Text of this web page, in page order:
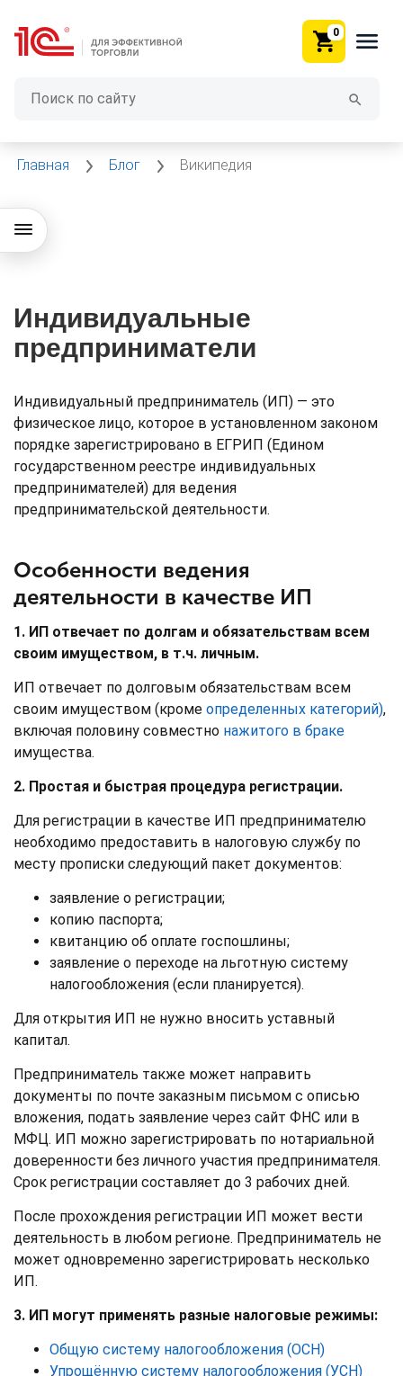
0
Главная Блог Википедия
Индивидуальные
предприниматели
Индивидуальный предприниматель (ИП) — это
физическое лицо, которое в установленном законом
порядке зарегистрировано в ЕГРИП (Едином
государственном реестре индивидуальных
предпринимателей) для ведения
предпринимательской деятельности.
Особенности ведения
деятельности в качестве ИП
1. ИП отвечает по долгам и обязательствам всем
своим имуществом, в т.ч. личным.
ИП отвечает по долговым обязательствам всем
своим имуществом (кроме определенных категорий),
включая половину совместно нажитого в браке
имущества.
2. Простая и быстрая процедура регистрации.
Для регистрации в качестве ИП предпринимателю
необходимо предоставить в налоговую службу по
месту прописки следующий пакет документов:
заявление о регистрации;
копию паспорта;
квитанцию об оплате госпошлины;
заявление о переходе на льготную систему
налогообложения (если планируется).
Для открытия ИП не нужно вносить уставный
капитал.
Предприниматель также может направить
документы по почте заказным письмом с описью
вложения, подать заявление через сайт ФНС или в
МФЦ. ИП можно зарегистрировать по нотариальной
доверенности без личного участия предпринимателя.
Срок регистрации составляет до 3 рабочих дней.
После прохождения регистрации ИП может вести
деятельность в любом регионе. Предприниматель не
может одновременно зарегистрировать несколько
ИП.
3. ИП могут применять разные налоговые режимы:
Общую систему налогообложения (ОСН)
Упрощённую систему налогообложения (УСН)